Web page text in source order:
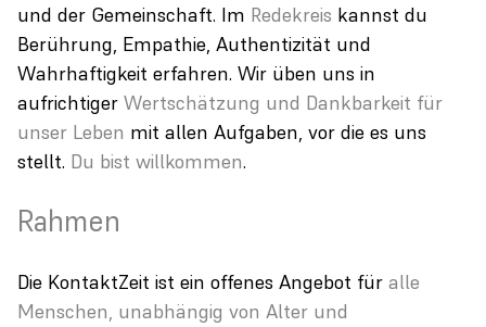
und der Gemeinschaft. Im Redekreis kannst du
Berührung, Empathie, Authentizität und
Wahrhaftigkeit erfahren. Wir üben uns in
aufrichtiger Wertschätzung und Dankbarkeit für
unser Leben mit allen Aufgaben, vor die es uns
stellt. Du bist willkommen.
Rahmen
Die KontaktZeit ist ein offenes Angebot für alle
Menschen, unabhängig von Alter und